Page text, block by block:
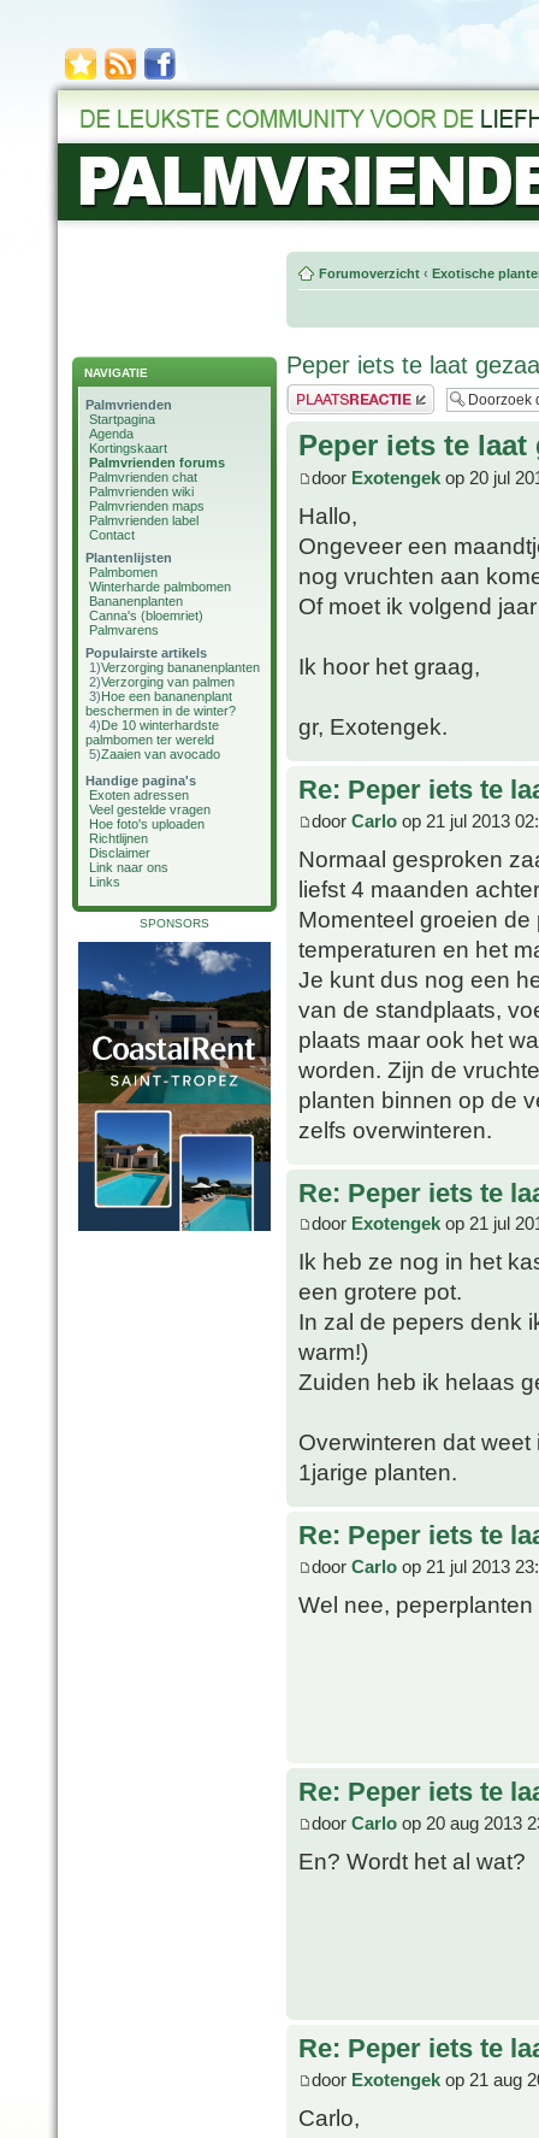
NAVIGATIE
Palmvrienden
Startpagina
Agenda
Kortingskaart
Palmvrienden forums
Palmvrienden chat
Palmvrienden wiki
Palmvrienden maps
Palmvrienden label
Contact
Plantenlijsten
Palmbomen
Winterharde palmbomen
Bananenplanten
Canna's (bloemriet)
Palmvarens
Populairste artikels
1)Verzorging bananenplanten
2)Verzorging van palmen
3)Hoe een bananenplant
beschermen in de winter?
4)De 10 winterhardste
palmbomen ter wereld
5)Zaaien van avocado
Handige pagina's
Exoten adressen
Veel gestelde vragen
Hoe foto's uploaden
Richtlijnen
Disclaimer
Link naar ons
Links
SPONSORS
Forumoverzicht ‹ Exotische
Peper iets te laat
Plaats een reactie
Peper iets te
door Exotengek op 20 jul
Hallo,
Ongeveer een
nog vruchten aan
Of moet ik volgend
Ik hoor het graag,
gr, Exotengek.
Re: Peper iets te
door Carlo op 21 jul 2013
Normaal gesproken
liefst 4 maanden
Momenteel groeien
temperaturen en het
Je kunt dus nog een
van de standplaats,
plaats maar ook het
worden. Zijn de
planten binnen op de
zelfs overwinteren.
Re: Peper iets te
door Exotengek op 21 jul
Ik heb ze nog in het
een grotere pot.
In zal de pepers denk
warm!)
Zuiden heb ik helaas
Overwinteren dat
1jarige planten.
Re: Peper iets te
door Carlo op 21 jul 2013
Wel nee,
Re: Peper iets te
door Carlo op 20 aug 2013
En? Wordt het al wat?
Re: Peper iets te
door Exotengek op 21 aug
Carlo,